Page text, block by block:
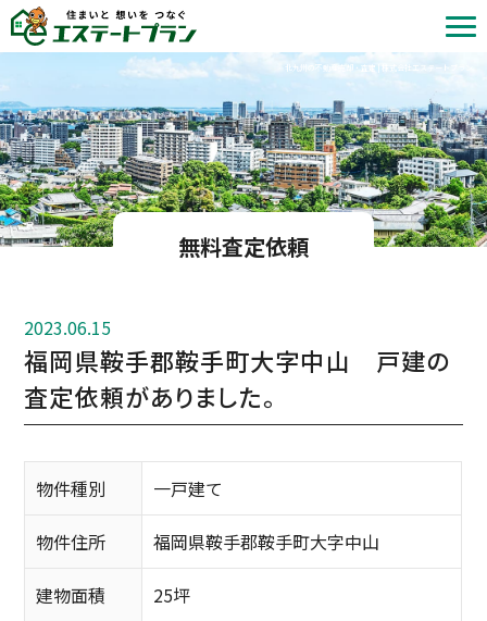
北九州の不動産売却・査定 | 株式会社エステートプラン
無料査定依頼
2023.06.15
福岡県鞍手郡鞍手町大字中山 戸建の
査定依頼がありました。
物件種別 一戸建て
物件住所 福岡県鞍手郡鞍手町大字中山
建物面積 25坪